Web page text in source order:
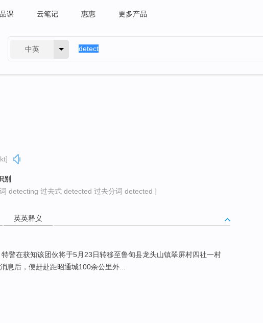
课 云笔记 惠惠 更多产品
中英
别
detecting 过去式 detected 过去分词 detected ]
英英释义
特警在获知该团伙将于5月23日转移至鲁甸县龙头山镇翠屏村四社一村
息后，便赶赴距昭通城100余公里外...